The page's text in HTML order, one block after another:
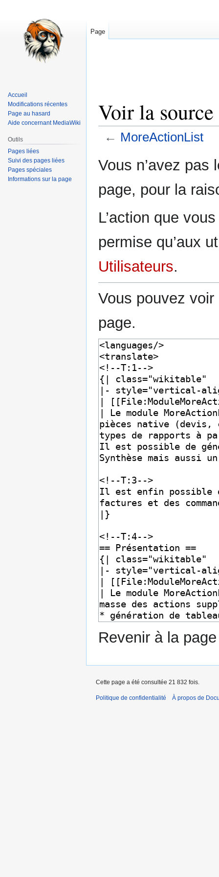
Voir la
← MoreActionList
à
navigation
à
recherche
Vous n’avez pas
page, pour la
L’action que
permise qu’aux
Utilisateurs.
Vous pouvez
page.
Revenir à la
Page
Accueil
Modifications récentes
Page au hasard
Aide concernant MediaWiki
Outils
Pages liées
Suivi des pages liées
Pages spéciales
Informations sur la page
Cette page a été consultée 21 832 fois.
Politique de confidentialité À propos de